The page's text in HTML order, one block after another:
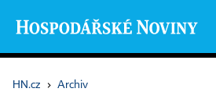
HN.cz › Archiv